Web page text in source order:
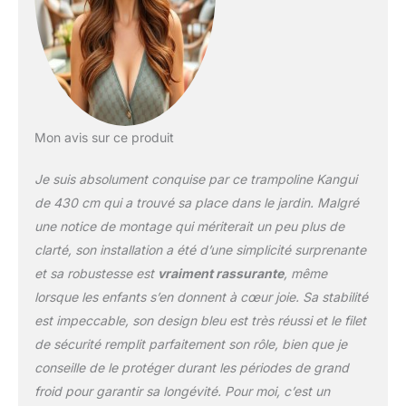
en acier galvanisé à
chaud pour bien résister
aux intempéries. Une
belle souplesse de saut
parfaite sécurité avec un
et conçu avec une
bavette intérieure pour
éviter l'accès aux
ressorts. Un joli look
pour sublimer votre
jardin avec des couleurs
tendance. Ouverture du
filet facile avec une large
fermeture éclair. Tapis de
saut de conception
Américaine en
Mon avis sur ce produit
Je suis absolument conquise par ce trampoline Kangui
de 430 cm qui a trouvé sa place dans le jardin. Malgré
une notice de montage qui mériterait un peu plus de
clarté, son installation a été d’une simplicité surprenante
et sa robustesse est vraiment rassurante, même
lorsque les enfants s’en donnent à cœur joie. Sa stabilité
est impeccable, son design bleu est très réussi et le filet
de sécurité remplit parfaitement son rôle, bien que je
conseille de le protéger durant les périodes de grand
froid pour garantir sa longévité. Pour moi, c’est un